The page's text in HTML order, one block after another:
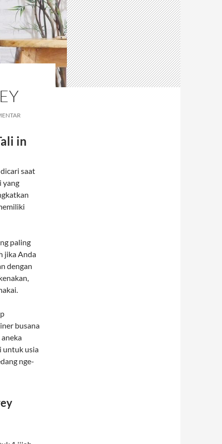
in
saat
yang
paling
jika Anda
dengan
busana
untuk usia
nge-